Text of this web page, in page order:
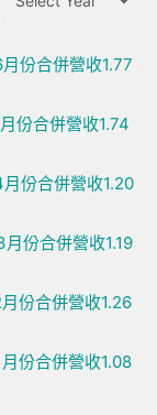
份合併營收1.77
份合併營收1.74
份合併營收1.20
份合併營收1.19
份合併營收1.26
份合併營收1.08